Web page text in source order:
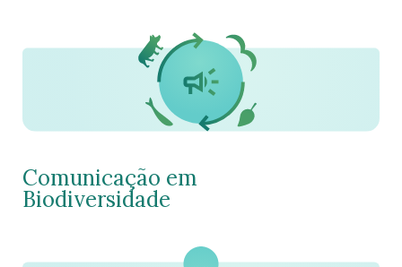
Comunicação em
Biodiversidade